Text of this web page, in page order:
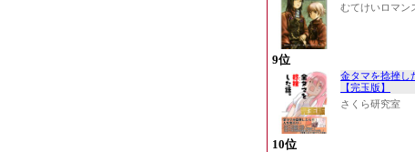
むてけいロマン
9位
金タマを捻挫し
【完玉版】
さくら研究室
10位